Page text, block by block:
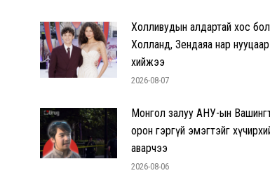
Холливудын алдартай хос
Холланд, Зендаяа нар
хийжээ
2026-08-07
Монгол залуу АНУ-ын
орон гэргүй эмэгтэйг
аварчээ
2026-08-06